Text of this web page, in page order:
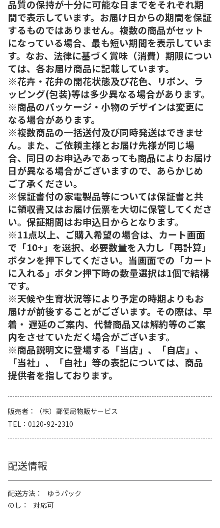
品質の保持が十分に可能な日までをそれぞれ期
間で表示しています。お届け日からの期間を保証
するものではありません。複数の商品がセット
になっている場合、最も短い期間を表示していま
す。なお、法律に基づく賞味（消費）期限につい
ては、各お届け商品に記載しています。
※花卉・花弁の開花状態及び花色、リボン、ラ
ッピング(包装)等は多少異なる場合があります。
※商品のパッケージ・小物のデザインは変更に
なる場合があります。
※複数商品の一括送付及び同時発送はできませ
ん。また、ご依頼主様とお届け先様が同じ場
合、同日のお申込みであっても商品によりお届け
日が異なる場合がございますので、あらかじめ
ご了承ください。
※保証書付の家電製品等については保証書と共
に領収書又はお届け伝票を大切に保管してくださ
い。保証期間はお申込日からとなります。
※11点以上、ご購入希望の場合は、カート画面
で「10+」を選択、必要数量を入力し「再計算」
ボタンを押下してください。当画面での「カート
に入れる」ボタン押下時の数量選択は1個で結構
です。
※天候や生育状況等により予定の時期よりもお
届けが前後することがございます。その際は、早
着・ 遅延のご案内、代替商品又は解約等のご案
内をさせていただく場合がございます。
※商品説明文に登場する「当店」、「自店」、
「当社」、「自社」等の表記については、商品
提供者を指しております。
販売者
（株）郵便局物販サービス
TEL
0120-92-2310
配送情報
配送方法
ゆうパック
のし
対応可